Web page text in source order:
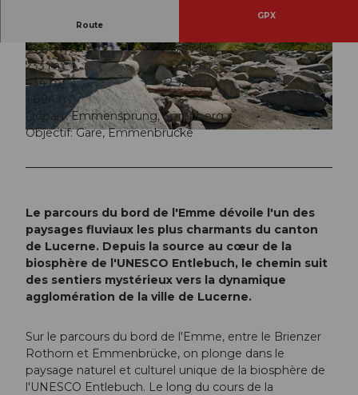
© Renato Bagattini, UNESCO Biosphäre Entlebuch
© Elmar Bossard, UNESCO Biosphäre Entlebuc
h
© Samuel Büttler, UNESCO Biosphäre Entlebu
ch
Route
GPX
18:00 h
65,87 km
233 m
2.100 m
434 m
2.328 m
1.894 m
Départ: Emmensprung, Sörenberg
Objectif: Gare, Emmenbrücke
Le parcours du bord de l'Emme dévoile l'un des
paysages fluviaux les plus charmants du canton
de Lucerne. Depuis la source au cœur de la
biosphère de l'UNESCO Entlebuch, le chemin suit
des sentiers mystérieux vers la dynamique
agglomération de la ville de Lucerne.
Sur le parcours du bord de l'Emme, entre le Brienzer
Rothorn et Emmenbrücke, on plonge dans le
paysage naturel et culturel unique de la biosphère de
l'UNESCO Entlebuch. Le long du cours de la